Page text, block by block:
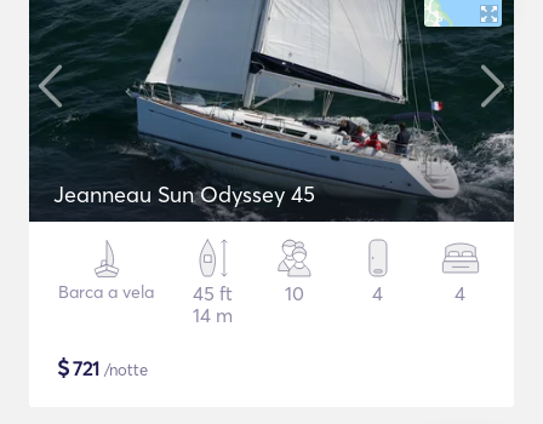
Jeanneau Sun Odyssey 45
Barca a vela
45 ft
14 m
10 4 4
$721 /notte